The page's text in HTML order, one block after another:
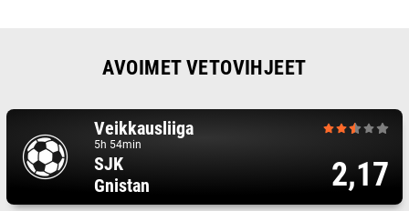
AVOIMET VETOVIHJEET
Veikkausliiga
5h 54min
SJK
Gnistan
2,17